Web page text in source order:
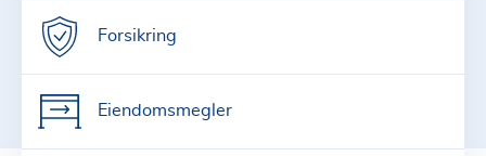
Forsikring
Eiendomsmegler